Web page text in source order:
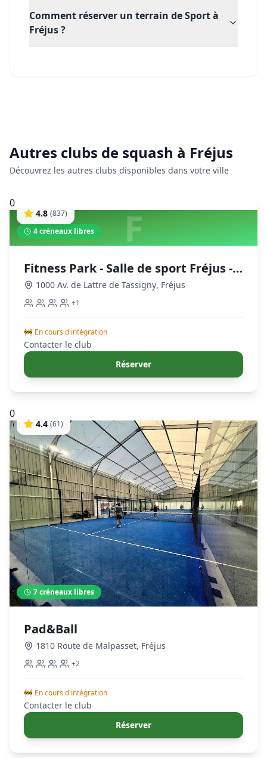
Comment réserver un terrain de Sport à
Fréjus ?
Autres clubs de squash à Fréjus
Découvrez les autres clubs disponibles dans votre ville
0
F
4.8 (837)
4créneaux libres
Fitness Park - Salle de sport Fréjus -
Tassigny
1000 Av. de Lattre de Tassigny, Fréjus
+1
🚧 En cours d'intégration
Contacter le club
Réserver
0
4.4 (61)
7créneaux libres
Pad&Ball
1810 Route de Malpasset, Fréjus
+2
🚧 En cours d'intégration
Contacter le club
Réserver